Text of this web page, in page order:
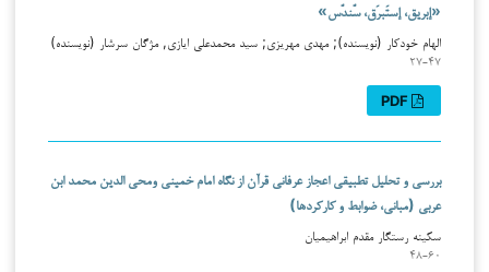
«إبریق، إستَبرَق، سُندُس»
الهام خودکار (نویسنده); مهدی مهریزی; سید محمدعلی ایازی, مژگان سرشار (نویسنده)
۲۷-۴۷
بررسی و تحلیل تطبیقی اعجاز عرفانی قرآن از نگاه امام خمینی ومحی الدین محمد ابن
عربی (مبانی، ضوابط و کارکردها)
سکینه رستگار مقدم ابراهیمیان
۴۸-۶۰